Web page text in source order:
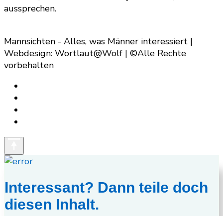
aussprechen.
Mannsichten - Alles, was Männer interessiert |
Webdesign: Wortlaut@Wolf | ©Alle Rechte
vorbehalten
Interessant? Dann teile doch
diesen Inhalt.